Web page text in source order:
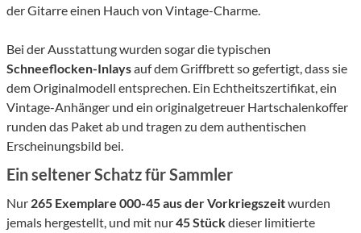
der Gitarre einen Hauch von Vintage-Charme.
Bei der Ausstattung wurden sogar die typischen
Schneeflocken-Inlaysauf dem Griffbrett so gefertigt, dass sie
dem Originalmodell entsprechen. Ein Echtheitszertifikat, ein
Vintage-Anhänger und ein originalgetreuer Hartschalenkoffer
runden das Paket ab und tragen zu dem authentischen
Erscheinungsbild bei.
Ein seltener Schatz für Sammler
Nur 265 Exemplare 000-45 aus der Vorkriegszeitwurden
jemals hergestellt, und mit nur45 Stückdieser limitierte